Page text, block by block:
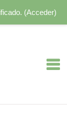
(Acceder)